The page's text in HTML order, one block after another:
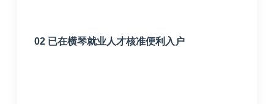
02 已在横琴就业人才核准便利入户